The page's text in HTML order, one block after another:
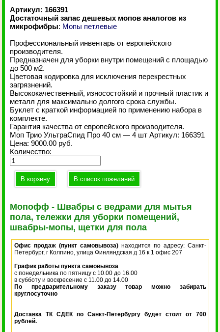
Артикул: 166391
Достаточный запас дешевых мопов аналогов из
микрофибры: Мопы петлевые
Профессиональный инвентарь от европейского
производителя.
Предназначен для уборки внутри помещений с площадью
до 500 м2.
Цветовая кодировка для исключения перекрестных
загрязнений.
Высококачественный, износостойкий и прочный пластик и
металл для максимально долгого срока службы.
Буклет с краткой информацией по применению набора в
комплекте.
Гарантия качества от европейского производителя.
Моп Трио УльтраСпид Про 40 см — 4 шт Артикул: 166391
Цена:9000.00 руб.
Количество:
Мопофф - Швабры с ведрами для мытья
пола, тележки для уборки помещений,
швабры-мопы, щетки для пола
Офис продаж (пункт самовывоза) находится по адресу: Санкт-
Петербург, г Колпино, улица Финляндская д 16 к 1 офис 207
График работы пункта самовывоза
с понедельника по пятницу с 10.00 до 16.00
в субботу и воскресение с 11.00 до 14.00
По предварительному заказу товар можно забирать
круглосуточно
Доставка ТК СДЕК по Санкт-Петербургу будет стоит от 700
рублей.